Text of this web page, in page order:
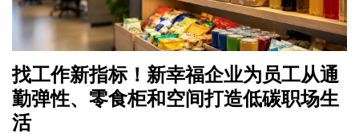
找工作新指标！新幸福企业为员工从通
勤弹性、零食柜和空间打造低碳职场生
活